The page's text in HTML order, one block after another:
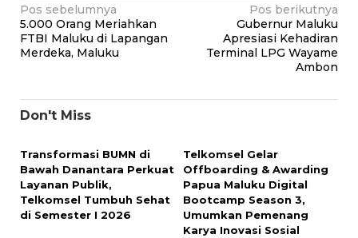
Navigasi
pos
Pos sebelumnya
5.000 Orang Meriahkan
FTBI Maluku di Lapangan
Merdeka, Maluku
Pos berikutnya
Gubernur Maluku
Apresiasi Kehadiran
Terminal LPG Wayame
Ambon
Don't Miss
Transformasi BUMN di
Bawah Danantara Perkuat
Layanan Publik,
Telkomsel Tumbuh Sehat
di Semester I 2026
Telkomsel Gelar
Offboarding & Awarding
Papua Maluku Digital
Bootcamp Season 3,
Umumkan Pemenang
Karya Inovasi Sosial